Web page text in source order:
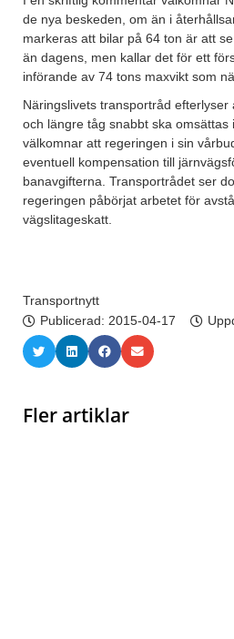
de nya beskeden, om än i
markeras att bilar på 64 ton är att
än dagens, men kallar det för ett
införande av 74 tons maxvikt som
Näringslivets transportråd
och längre tåg snabbt ska omsättas
välkomnar att regeringen i sin
eventuell kompensation till
banavgifterna. Transportrådet ser
regeringen påbörjat arbetet för
vägslitageskatt.
Transportnytt
Publicerad: 2015-04-17
Fler artiklar